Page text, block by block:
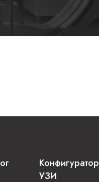
Конфигуратор
УЗИ